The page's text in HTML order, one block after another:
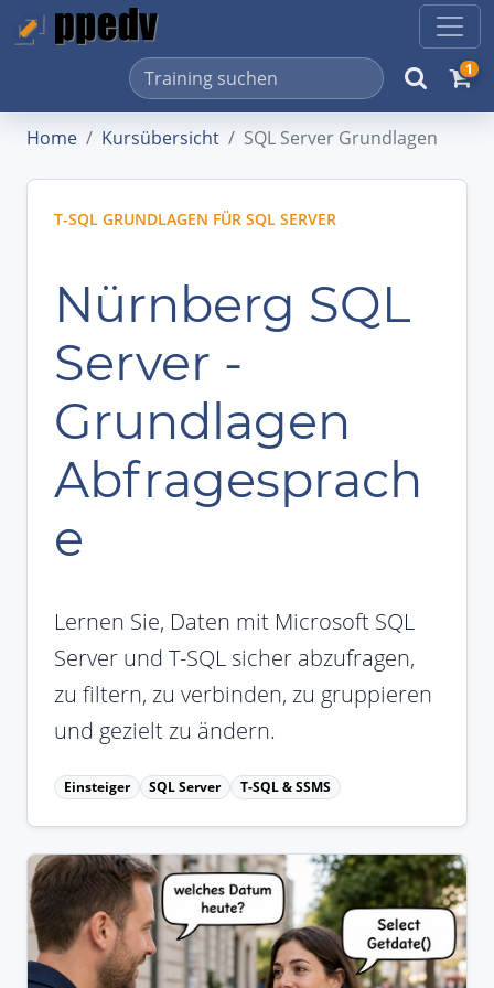
1
Home Kursübersicht SQL Server Grundlagen
T-SQL GRUNDLAGEN FÜR SQL SERVER
Nürnberg SQL
Server -
Grundlagen
Abfragesprach
e
Lernen Sie, Daten mit Microsoft SQL
Server und T-SQL sicher abzufragen,
zu filtern, zu verbinden, zu gruppieren
und gezielt zu ändern.
Einsteiger SQL Server T-SQL & SSMS